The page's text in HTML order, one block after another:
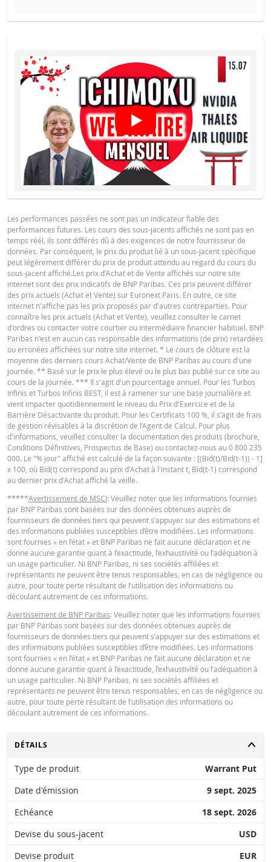
PROSPECTUS DE BASE
Français (France)
FINAL TERMS
Français (France)
Français (France) PDF
KEY INFORMATION DOCUMENTS
Key Information Document (FR)
QUOTES
Latest Product Quotes
Les performances passées ne sont pas un indicateur fiable des
performances futures. Les cours des sous-jacents affichés ne sont pas en
temps réél, ils sont différés dû à des exigences de notre fournisseur de
données. Par conséquent, le prix du produit lié à un sous-jacent spécifique
peut légèrement différer du prix de produit attendu au regard du cours du
sous-jacent affiché.Les prix d'Achat et de Vente affichés sur notre site
internet sont des prix indicatifs de BNP Paribas. Ces prix peuvent différer
des prix actuels (Achat et Vente) sur Euronext Paris. En outre, ce site
internet n'affiche pas les prix proposés par d'autres contreparties. Pour
connaître les prix actuels (Achat et Vente), veuillez consulter le carnet
d'ordres ou contacter votre courtier ou intermédiaire financier habituel. BNP
Paribas n'est en aucun cas responsable des informations (de prix) retardées
ou erronées affichées sur notre site internet. * Le cours de clôture est la
moyenne des derniers cours Achat/Vente de BNP Paribas au cours d'une
journée. ** Basé sur le prix le plus élevé ou le plus bas publié sur ce site au
cours de la journée. *** Il s'agit d'un pourcentage annuel. Pour les Turbos
Infinis et Turbos Infinis BEST, il est à ramener sur une base journalière et
vient impacter quotidiennement le niveau du Prix d'Exercice et de la
Barrière Désactivante du produit. Pour les Certificats 100 %, il s’agit de frais
de gestion révisables à la discrétion de l’Agent de Calcul. Pour plus
d'informations, veuillez consulter la documentation des produits (brochure,
Conditions Définitives, Prospectus de Base) ou contactez-nous au 0 800 235
000. Le "% jour" affiché est calculé de la façon suivante : [(Bid(t)/Bid(t-1)) - 1]
x 100, où Bid(t) correspond au prix d'Achat à l'instant t, Bid(t-1) correspond
au dernier prix d'Achat affiché la veille.
*****Avertissement de MSCI: Veuillez noter que les informations fournies
par BNP Paribas sont basées sur des données obtenues auprès de
fournisseurs de données tiers qui peuvent s’appuyer sur des estimations et
des informations publiées susceptibles d’être modifiées. Les informations
sont fournies « en l’état » et BNP Paribas ne fait aucune déclaration et ne
donne aucune garantie quant à l’exactitude, l’exhaustivité ou l’adéquation à
un usage particulier. Ni BNP Paribas, ni ses sociétés affiliées et
représentants ne peuvent être tenus responsables, en cas de négligence ou
autre, pour toute perte résultant de l’utilisation des informations ou
découlant autrement de ces informations.
Avertissement de BNP Paribas: Veuillez noter que les informations fournies
par BNP Paribas sont basées sur des données obtenues auprès de
fournisseurs de données tiers qui peuvent s’appuyer sur des estimations et
des informations publiées susceptibles d’être modifiées. Les informations
sont fournies « en l’état » et BNP Paribas ne fait aucune déclaration et ne
donne aucune garantie quant à l’exactitude, l’exhaustivité ou l’adéquation à
un usage particulier. Ni BNP Paribas, ni ses sociétés affiliées et
représentants ne peuvent être tenus responsables, en cas de négligence ou
autre, pour toute perte résultant de l’utilisation des informations ou
découlant autrement de ces informations.
CHANGER
DÉTAILS
Type de produit
Warrant Put
Date d'émission
9 sept. 2025
Echéance
18 sept. 2026
Devise du sous-jacent
USD
Devise produit
EUR